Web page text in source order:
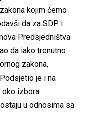
kojim ćemo
da za SDP i
Predsjedništva
da iako trenutno
zakona,
je i na
oko izbora
u odnosima sa